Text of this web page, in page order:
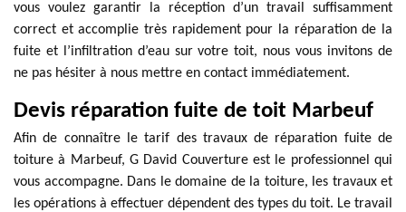
vous voulez garantir la réception d’un travail suffisamment
correct et accomplie très rapidement pour la réparation de la
fuite et l’infiltration d’eau sur votre toit, nous vous invitons de
ne pas hésiter à nous mettre en contact immédiatement.
Devis réparation fuite de toit Marbeuf
Afin de connaître le tarif des travaux de réparation fuite de
toiture à Marbeuf, G David Couverture est le professionnel qui
vous accompagne. Dans le domaine de la toiture, les travaux et
les opérations à effectuer dépendent des types du toit. Le travail